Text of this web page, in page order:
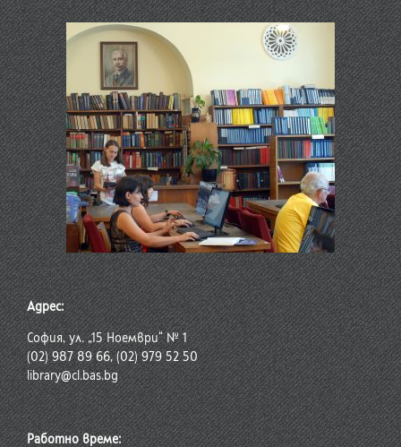
Адрес:
София, ул. „15 Ноември“ № 1
(02) 987 89 66, (02) 979 52 50
library@cl.bas.bg
Работно време: